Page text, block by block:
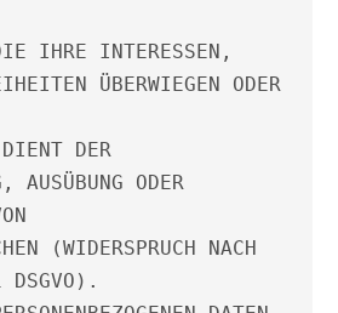
ÜBERWIEGEN ODER
AUSÜBUNG ODER